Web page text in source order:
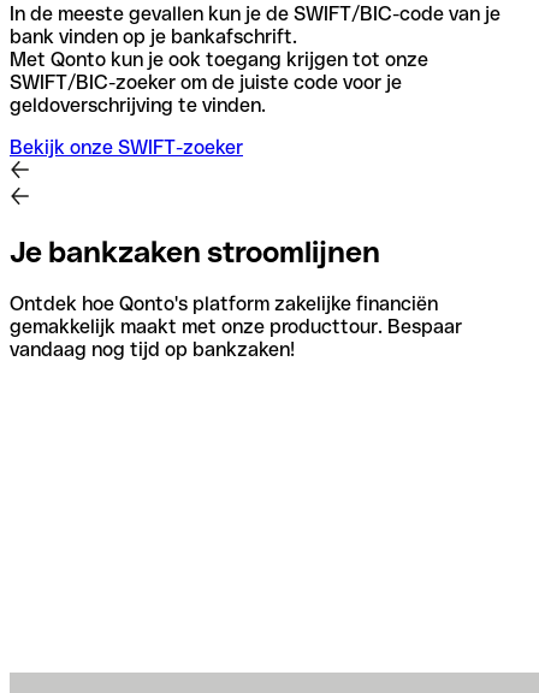
In de meeste gevallen kun je de SWIFT/BIC-code van je
bank vinden op je bankafschrift.
Met Qonto kun je ook toegang krijgen tot onze
SWIFT/BIC-zoeker om de juiste code voor je
geldoverschrijving te vinden.
Bekijk onze SWIFT-zoeker
Je bankzaken stroomlijnen
Ontdek hoe Qonto's platform zakelijke financiën
gemakkelijk maakt met onze producttour. Bespaar
vandaag nog tijd op bankzaken!